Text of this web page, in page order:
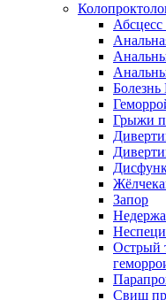
Болезнь
Грыжи
Запор
Острый
Свищ